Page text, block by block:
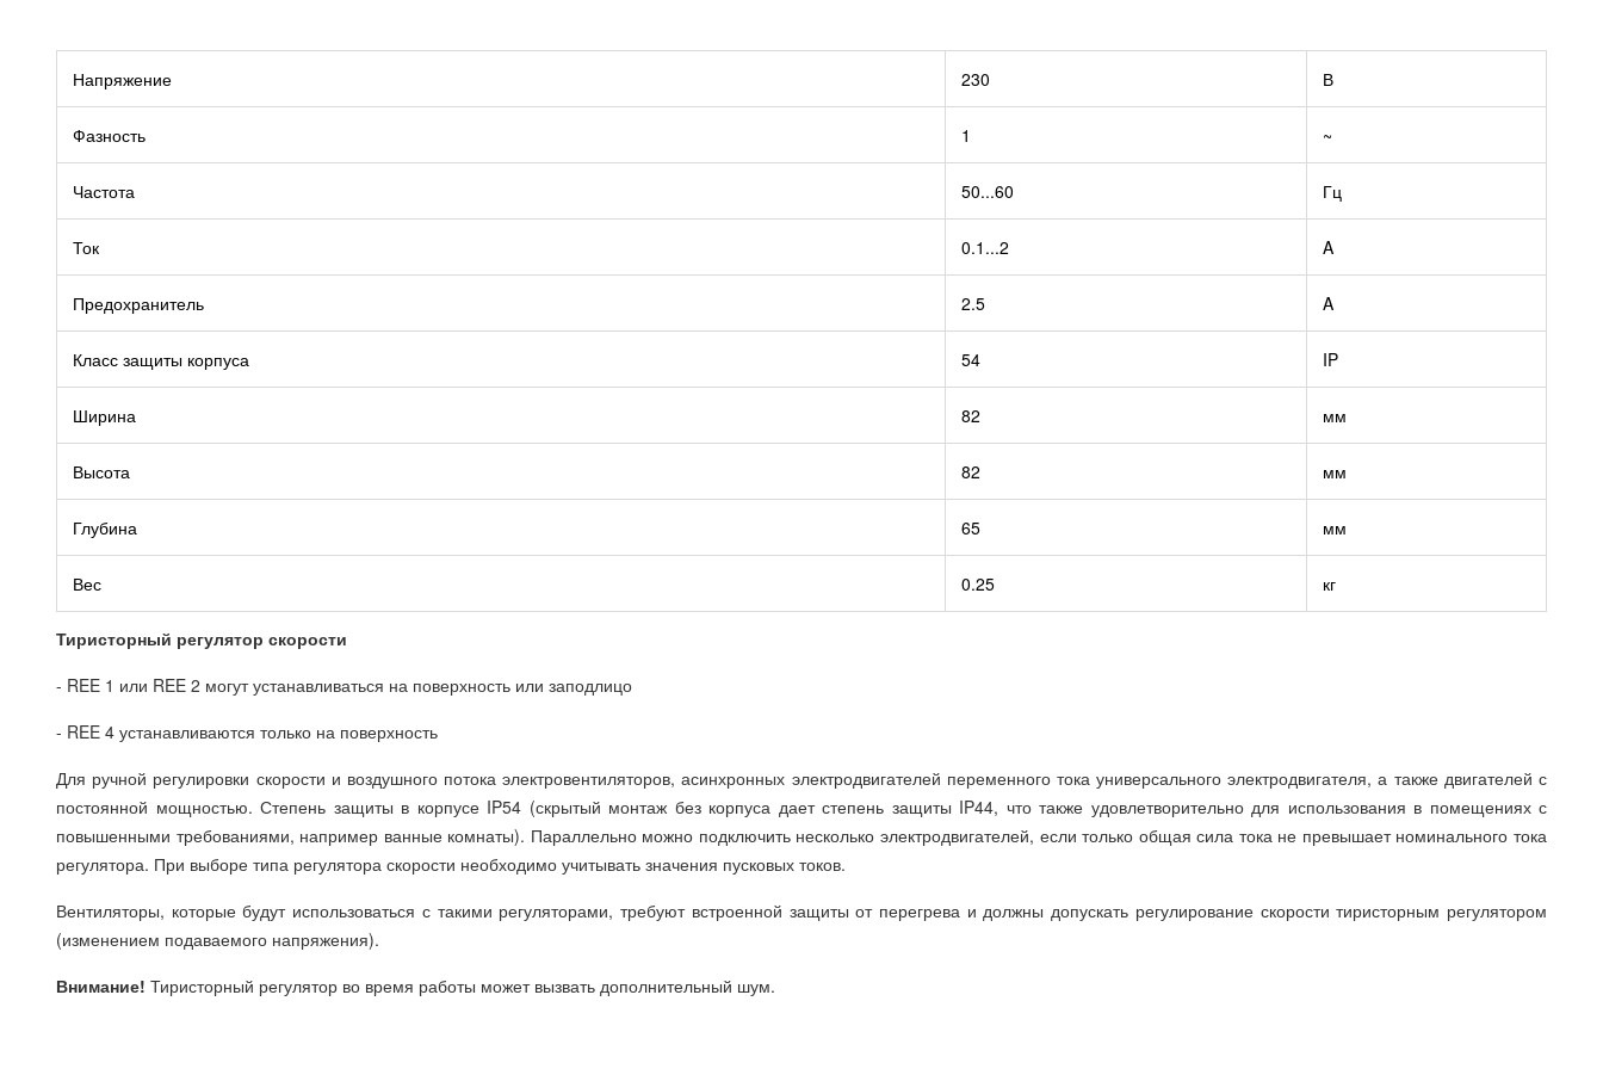
Напряжение 230 В
Фазность 1 ~
Частота 50...60 Гц
Ток 0.1...2 A
Предохранитель 2.5 A
Класс защиты корпуса 54 IP
Ширина 82 мм
Высота 82 мм
Глубина 65 мм
Вес 0.25 кг
Тиристорный регулятор скорости
- REE 1 или REE 2 могут устанавливаться на поверхность или заподлицо
- REE 4 устанавливаются только на поверхность
Для ручной регулировки скорости и воздушного потока электровентиляторов, асинхронных электродвигателей переменного тока универсального электродвигателя, а также двигателей с
постоянной мощностью. Степень защиты в корпусе IP54 (скрытый монтаж без корпуса дает степень защиты IP44, что также удовлетворительно для использования в помещениях с
повышенными требованиями, например ванные комнаты). Параллельно можно подключить несколько электродвигателей, если только общая сила тока не превышает номинального тока
регулятора. При выборе типа регулятора скорости необходимо учитывать значения пусковых токов.
Вентиляторы, которые будут использоваться с такими регуляторами, требуют встроенной защиты от перегрева и должны допускать регулирование скорости тиристорным регулятором
(изменением подаваемого напряжения).
Внимание! Тиристорный регулятор во время работы может вызвать дополнительный шум.